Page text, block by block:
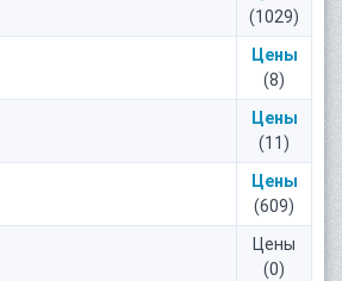
(1029)
Цены
(8)
Цены
(11)
Цены
(609)
Цены
(0)